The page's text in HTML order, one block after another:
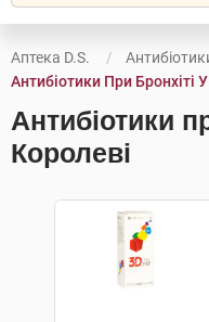
Аптека D.S.
Антибіотики При Бронхіті
Антибіотики
Королеві